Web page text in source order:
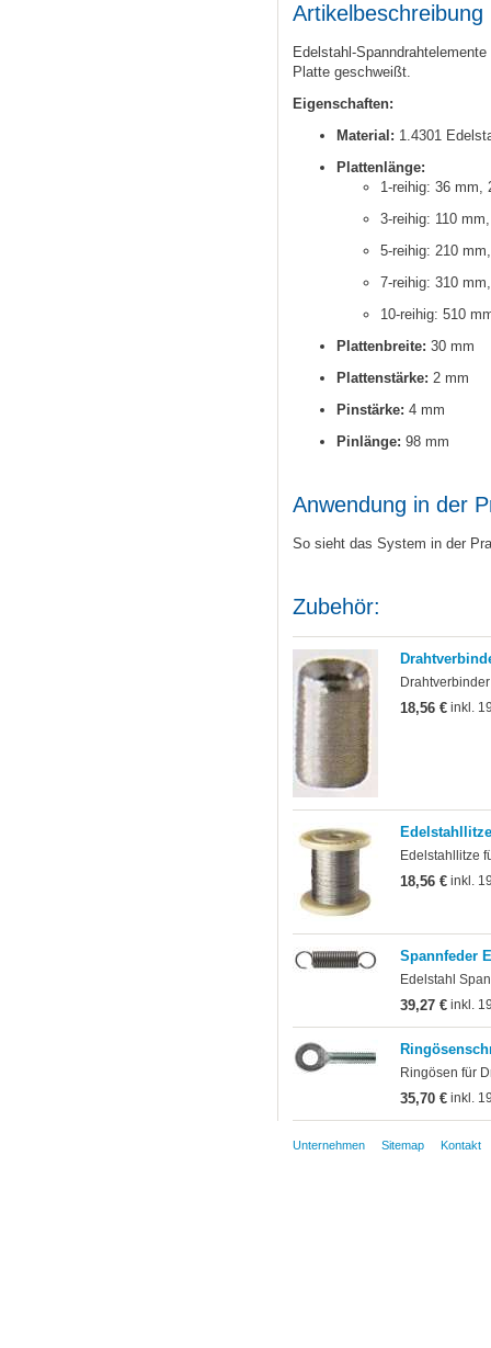
Artikelbeschreibung
Edelstahl-
Platte geschweißt.
Eigenschaften:
Material: 1.4301
Plattenlänge:
1-reihig: 36 mm,
3-reihig: 110
5-reihig: 210
7-reihig: 310
10-reihig: 510
Plattenbreite: 30 mm
Plattenstärke: 2 mm
Pinstärke: 4 mm
Pinlänge: 98 mm
Anwendung in der
So sieht das System in der
Zubehör:
18,56 €inkl.
Edelstahllitze
18,56 €inkl.
Spannfeder
Edelstahl
39,27 €inkl.
Ringösen für
35,70 €inkl.
Unternehmen Sitemap Kontakt